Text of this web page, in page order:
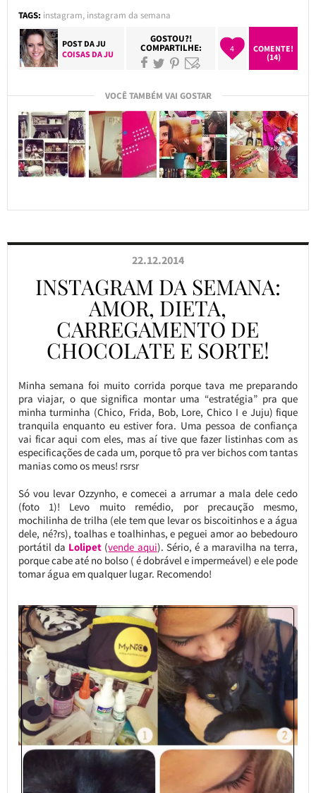
TAGS: instagram, instagram da semana
POST DAJU
COISAS DA JU
GOSTOU?!
COMPARTILHE: 4
COMENTE!
(14)
VOCÊ TAMBÉM VAI GOSTAR
22.12.2014
INSTAGRAM DA SEMANA:
AMOR, DIETA,
CARREGAMENTO DE
CHOCOLATE E SORTE!
Minha semana foi muito corrida porque tava me preparando
pra viajar, o que significa montar uma “estratégia” pra que
minha turminha (Chico, Frida, Bob, Lore, Chico I e Juju) fique
tranquila enquanto eu estiver fora. Uma pessoa de confiança
vai ficar aqui com eles, mas aí tive que fazer listinhas com as
especificações de cada um, porque tô pra ver bichos com tantas
manias como os meus! rsrsr
Só vou levar Ozzynho, e comecei a arrumar a mala dele cedo
(foto 1)! Levo muito remédio, por precaução mesmo,
mochilinha de trilha (ele tem que levar os biscoitinhos e a água
dele, né?rs), toalhas e toalhinhas, e peguei amor ao bebedouro
portátil da Lolipet (vende aqui). Sério, é a maravilha na terra,
porque cabe até no bolso ( é dobrável e impermeável) e ele pode
tomar água em qualquer lugar. Recomendo!